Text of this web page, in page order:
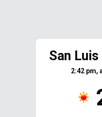
San
2:42 pm,